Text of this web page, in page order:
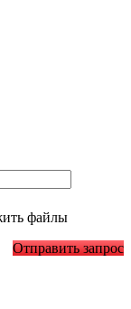
файлы
Отправить запрос